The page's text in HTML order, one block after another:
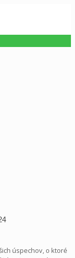
úspechov, o ktoré